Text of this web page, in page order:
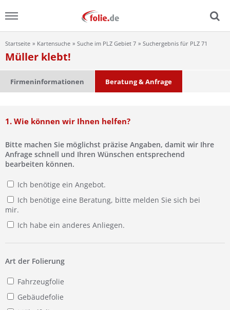
Menu
Home
Ratgeber
FAQ
Lexikon
Video
Startseite Kartensuche Suche im PLZ Gebiet 7 Suchergebnis für PLZ 71
Müller klebt!
Firmeninformationen Beratung & Anfrage
1. Wie können wir Ihnen helfen?
Bitte machen Sie möglichst präzise Angaben, damit wir Ihre
Anfrage schnell und Ihren Wünschen entsprechend
bearbeiten können.
Ich benötige ein Angebot.
Ich benötige eine Beratung, bitte melden Sie sich bei
mir.
Ich habe ein anderes Anliegen.
Art der Folierung
Fahrzeugfolie
Gebäudefolie